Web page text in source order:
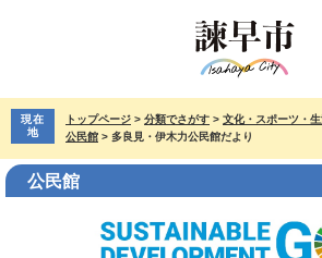
先
で
す。
を
ば
し
て
現在
地
トップページ > 分類でさがす > 文化・スポーツ・
公民館 > 多良見・伊木力公民館だより
公民館